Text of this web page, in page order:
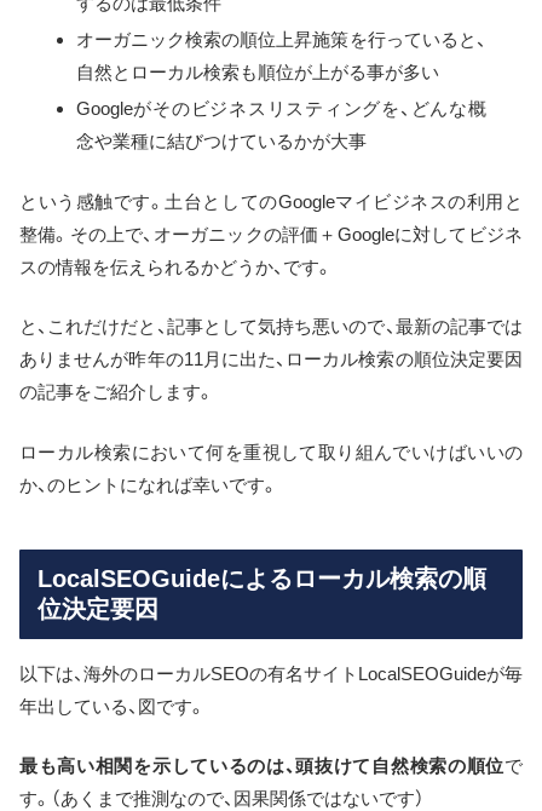
オーガニック検索の順位上昇施策を行っていると、
自然とローカル検索も順位が上がる事が多い
Googleがそのビジネスリスティングを、どんな概
念や業種に結びつけているかが大事
という感触です。土台としてのGoogleマイビジネスの利用と
整備。その上で、オーガニックの評価＋Googleに対してビジネ
スの情報を伝えられるかどうか、です。
と、これだけだと、記事として気持ち悪いので、最新の記事では
ありませんが昨年の11月に出た、ローカル検索の順位決定要因
の記事をご紹介します。
ローカル検索において何を重視して取り組んでいけばいいの
か、のヒントになれば幸いです。
LocalSEOGuideによるローカル検索の順
位決定要因
以下は、海外のローカルSEOの有名サイトLocalSEOGuideが毎
年出している、図です。
最も高い相関を示しているのは、頭抜けて自然検索の順位で
す。（あくまで推測なので、因果関係ではないです）